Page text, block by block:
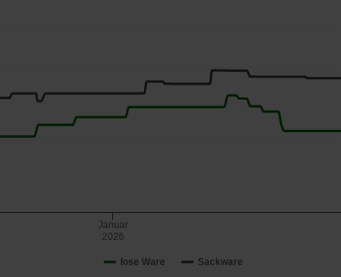
lose Ware Sackware
Januar
2026